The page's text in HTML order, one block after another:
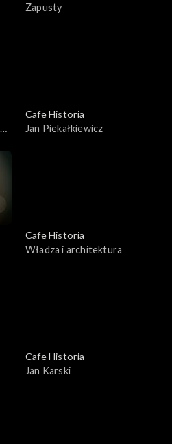
Zapusty
Cafe Historia
Jan Piekałkiewicz
Cafe Historia
Władza i architektura
Cafe Historia
Jan Karski